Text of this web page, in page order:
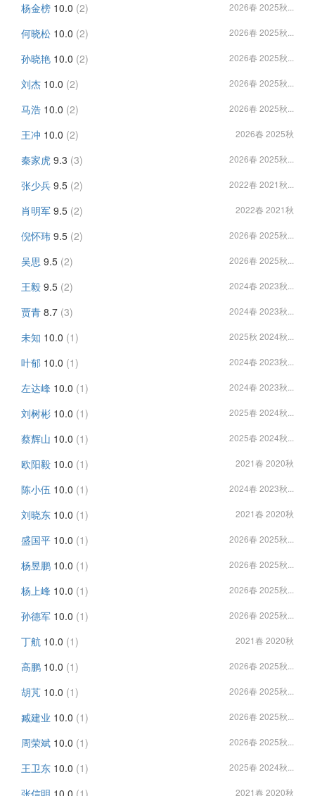
杨金榜 10.0 (2) 2026春 2025秋...
何晓松 10.0 (2) 2026春 2025秋...
孙晓艳 10.0 (2) 2026春 2025秋...
刘杰 10.0 (2) 2026春 2025秋...
马浩 10.0 (2) 2026春 2025秋...
王冲 10.0 (2) 2026春 2025秋
秦家虎 9.3 (3) 2026春 2025秋...
张少兵 9.5 (2) 2022春 2021秋...
肖明军 9.5 (2) 2022春 2021秋
倪怀玮 9.5 (2) 2026春 2025秋...
吴思 9.5 (2) 2026春 2025秋...
王毅 9.5 (2) 2024春 2023秋...
贾青 8.7 (3) 2024春 2023秋...
未知 10.0 (1) 2025秋 2024秋...
叶郁 10.0 (1) 2024春 2023秋...
左达峰 10.0 (1) 2024春 2023秋...
刘树彬 10.0 (1) 2025春 2024秋...
蔡辉山 10.0 (1) 2025春 2024秋...
欧阳毅 10.0 (1) 2021春 2020秋
陈小伍 10.0 (1) 2024春 2023秋...
刘晓东 10.0 (1) 2021春 2020秋
盛国平 10.0 (1) 2026春 2025秋...
杨昱鹏 10.0 (1) 2026春 2025秋...
杨上峰 10.0 (1) 2026春 2025秋...
孙德军 10.0 (1) 2026春 2025秋...
丁航 10.0 (1) 2021春 2020秋
高鹏 10.0 (1) 2026春 2025秋...
胡芃 10.0 (1) 2026春 2025秋...
臧建业 10.0 (1) 2026春 2025秋...
周荣斌 10.0 (1) 2026春 2025秋...
王卫东 10.0 (1) 2025春 2024秋...
张信明 10.0 (1) 2021春 2020秋